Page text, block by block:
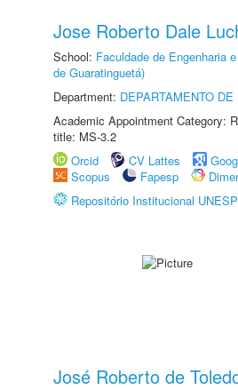
Jose Roberto Dale
School: Faculdade de Engenharia
de Guaratinguetá)
Department: DEPARTAMENTO
Academic Appointment Category:
title: MS-3.2
Orcid
CV Lattes
Scopus
Fapesp
Repositório Institucional UNESP
José Roberto de